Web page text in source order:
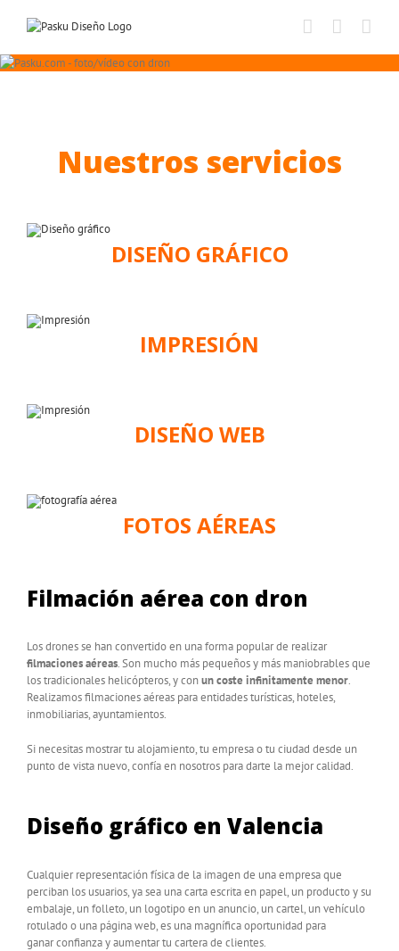
Nuestros servicios
DISEÑO GRÁFICO
IMPRESIÓN
DISEÑO WEB
FOTOS AÉREAS
Filmación aérea con dron
Los drones se han convertido en una forma popular de realizar
filmaciones aéreas. Son mucho más pequeños y más maniobrables que
los tradicionales helicópteros, y conun coste infinitamente menor.
Realizamos filmaciones aéreas para entidades turísticas, hoteles,
inmobiliarias, ayuntamientos.
Si necesitas mostrar tu alojamiento, tu empresa o tu ciudad desde un
punto de vista nuevo, confía en nosotros para darte la mejor calidad.
Diseño gráfico en Valencia
Cualquier representación física de la imagen de una empresa que
perciban los usuarios, ya sea una carta escrita en papel, un producto y su
embalaje, un folleto, un logotipo en un anuncio, un cartel, un vehículo
rotulado o una página web, es una magnífica oportunidad para
ganar confianza y aumentar tu cartera de clientes.